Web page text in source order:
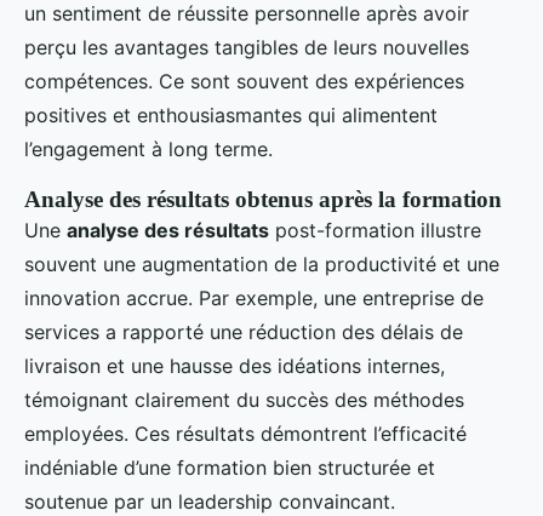
un sentiment de réussite personnelle après avoir
perçu les avantages tangibles de leurs nouvelles
compétences. Ce sont souvent des expériences
positives et enthousiasmantes qui alimentent
l’engagement à long terme.
Analyse des résultats obtenus après la formation
Une analyse des résultats post-formation illustre
souvent une augmentation de la productivité et une
innovation accrue. Par exemple, une entreprise de
services a rapporté une réduction des délais de
livraison et une hausse des idéations internes,
témoignant clairement du succès des méthodes
employées. Ces résultats démontrent l’efficacité
indéniable d’une formation bien structurée et
soutenue par un leadership convaincant.